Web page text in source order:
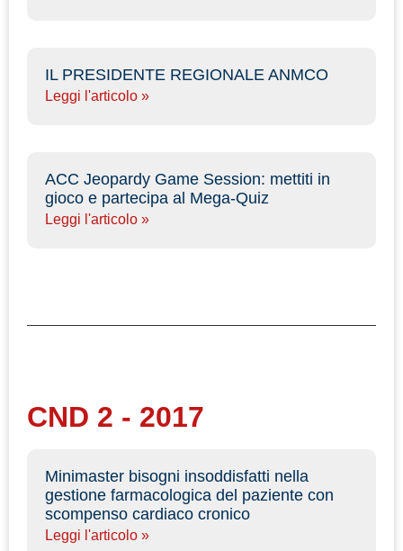
IL PRESIDENTE REGIONALE ANMCO
Leggi l'articolo »
ACC Jeopardy Game Session: mettiti in
gioco e partecipa al Mega-Quiz
Leggi l'articolo »
CND 2 - 2017
Minimaster bisogni insoddisfatti nella
gestione farmacologica del paziente con
scompenso cardiaco cronico
Leggi l'articolo »